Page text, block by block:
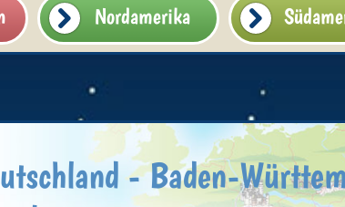
Nordamerika
- Baden-